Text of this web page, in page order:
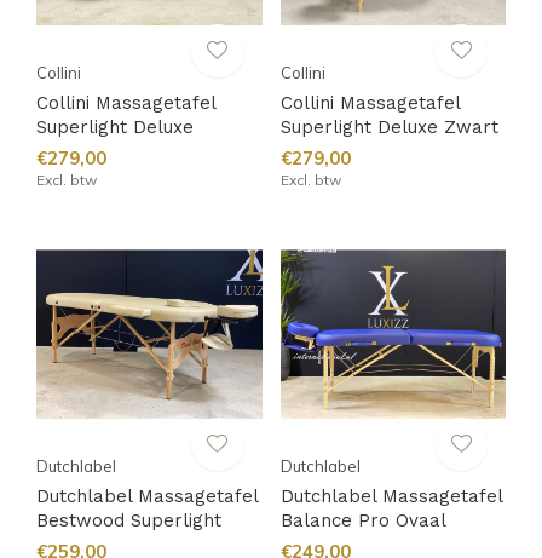
Collini
Collini Massagetafel
Superlight Deluxe
€279,00
Excl. btw
Collini
Collini Massagetafel
Superlight Deluxe Zwart
€279,00
Excl. btw
Dutchlabel
Dutchlabel Massagetafel
Bestwood Superlight
€259,00
Dutchlabel
Dutchlabel Massagetafel
Balance Pro Ovaal
€249,00